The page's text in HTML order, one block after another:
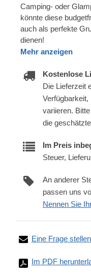
Camping- oder
könnte diese
auch als perfekte
dienen!
Mehr anzeigen
Kostenlose
Die Lieferzeit
Verfügbarkeit,
variieren.
die
Im Preis
Steuer,
An anderer
passen uns
Nennen Sie
Eine Frage stellen
Im PDF